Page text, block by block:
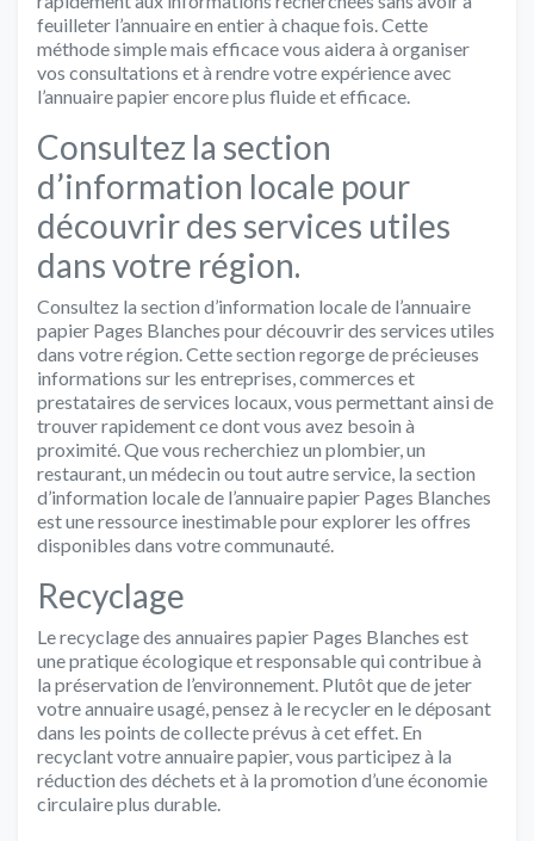
feuilleter l’annuaire en entier à chaque fois. Cette
méthode simple mais efficace vous aidera à organiser
vos consultations et à rendre votre expérience avec
l’annuaire papier encore plus fluide et efficace.
Consultez la section
d’information locale pour
découvrir des services utiles
dans votre région.
Consultez la section d’information locale de l’annuaire
papier Pages Blanches pour découvrir des services utiles
dans votre région. Cette section regorge de précieuses
informations sur les entreprises, commerces et
prestataires de services locaux, vous permettant ainsi de
trouver rapidement ce dont vous avez besoin à
proximité. Que vous recherchiez un plombier, un
restaurant, un médecin ou tout autre service, la section
d’information locale de l’annuaire papier Pages Blanches
est une ressource inestimable pour explorer les offres
disponibles dans votre communauté.
Recyclage
Le recyclage des annuaires papier Pages Blanches est
une pratique écologique et responsable qui contribue à
la préservation de l’environnement. Plutôt que de jeter
votre annuaire usagé, pensez à le recycler en le déposant
dans les points de collecte prévus à cet effet. En
recyclant votre annuaire papier, vous participez à la
réduction des déchets et à la promotion d’une économie
circulaire plus durable.